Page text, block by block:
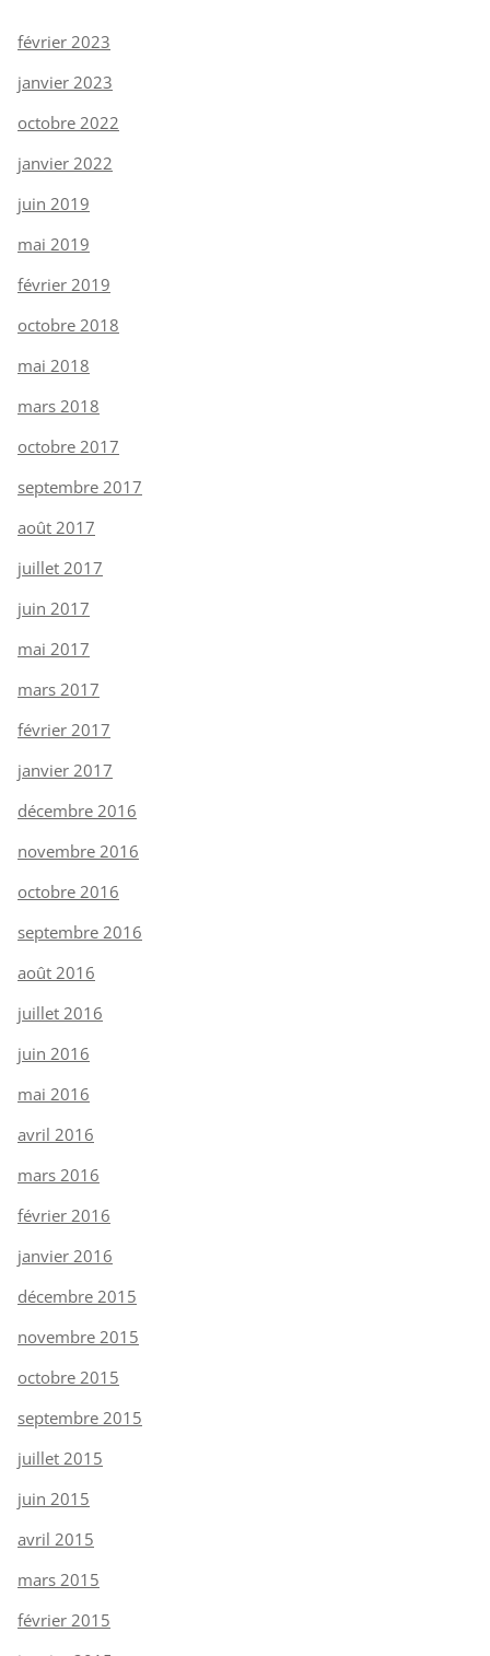
février 2023
janvier 2023
octobre 2022
janvier 2022
juin 2019
mai 2019
février 2019
octobre 2018
mai 2018
mars 2018
octobre 2017
septembre 2017
août 2017
juillet 2017
juin 2017
mai 2017
mars 2017
février 2017
janvier 2017
décembre 2016
novembre 2016
octobre 2016
septembre 2016
août 2016
juillet 2016
juin 2016
mai 2016
avril 2016
mars 2016
février 2016
janvier 2016
décembre 2015
novembre 2015
octobre 2015
septembre 2015
juillet 2015
juin 2015
avril 2015
mars 2015
février 2015